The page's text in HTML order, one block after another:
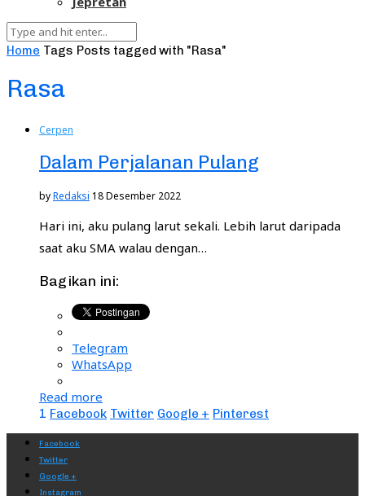
Home Tags Posts tagged with "Rasa"
Rasa
Cerpen
Dalam Perjalanan Pulang
byRedaksi 18 Desember 2022
Hari ini, aku pulang larut sekali. Lebih larut daripada
saat aku SMA walau dengan…
Bagikan ini:
Telegram
WhatsApp
Read more
1 Facebook Twitter Google + Pinterest
Facebook
Twitter
Google +
Instagram